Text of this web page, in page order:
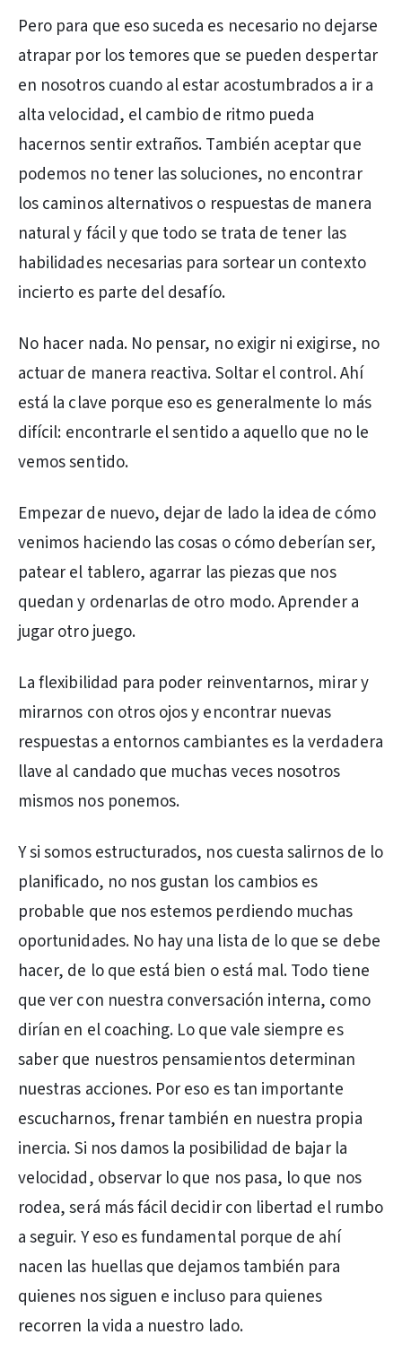
Pero para que eso suceda es necesario no dejarse
atrapar por los temores que se pueden despertar
en nosotros cuando al estar acostumbrados a ir a
alta velocidad, el cambio de ritmo pueda
hacernos sentir extraños. También aceptar que
podemos no tener las soluciones, no encontrar
los caminos alternativos o respuestas de manera
natural y fácil y que todo se trata de tener las
habilidades necesarias para sortear un contexto
incierto es parte del desafío.
No hacer nada. No pensar, no exigir ni exigirse, no
actuar de manera reactiva. Soltar el control. Ahí
está la clave porque eso es generalmente lo más
difícil: encontrarle el sentido a aquello que no le
vemos sentido.
Empezar de nuevo, dejar de lado la idea de cómo
venimos haciendo las cosas o cómo deberían ser,
patear el tablero, agarrar las piezas que nos
quedan y ordenarlas de otro modo. Aprender a
jugar otro juego.
La flexibilidad para poder reinventarnos, mirar y
mirarnos con otros ojos y encontrar nuevas
respuestas a entornos cambiantes es la verdadera
llave al candado que muchas veces nosotros
mismos nos ponemos.
Y si somos estructurados, nos cuesta salirnos de lo
planificado, no nos gustan los cambios es
probable que nos estemos perdiendo muchas
oportunidades. No hay una lista de lo que se debe
hacer, de lo que está bien o está mal. Todo tiene
que ver con nuestra conversación interna, como
dirían en el coaching. Lo que vale siempre es
saber que nuestros pensamientos determinan
nuestras acciones. Por eso es tan importante
escucharnos, frenar también en nuestra propia
inercia. Si nos damos la posibilidad de bajar la
velocidad, observar lo que nos pasa, lo que nos
rodea, será más fácil decidir con libertad el rumbo
a seguir. Y eso es fundamental porque de ahí
nacen las huellas que dejamos también para
quienes nos siguen e incluso para quienes
recorren la vida a nuestro lado.